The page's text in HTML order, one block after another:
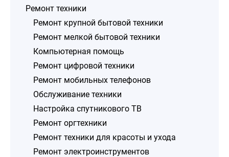
Ремонт техники
Ремонт крупной бытовой техники
Ремонт мелкой бытовой техники
Компьютерная помощь
Ремонт цифровой техники
Ремонт мобильных телефонов
Обслуживание техники
Настройка спутникового ТВ
Ремонт оргтехники
Ремонт техники для красоты и ухода
Ремонт электроинструментов